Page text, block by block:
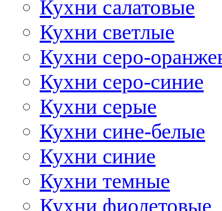
Кухни салатовые
Кухни светлые
Кухни серо-
Кухни серо-синие
Кухни серые
Кухни сине-белые
Кухни синие
Кухни темные
Кухни фиолетовые